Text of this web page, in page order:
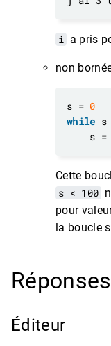
i a pris
non
s = 0
while s
    s
=
Cette
s < 100
pour
la boucle
Réponses
Éditeur